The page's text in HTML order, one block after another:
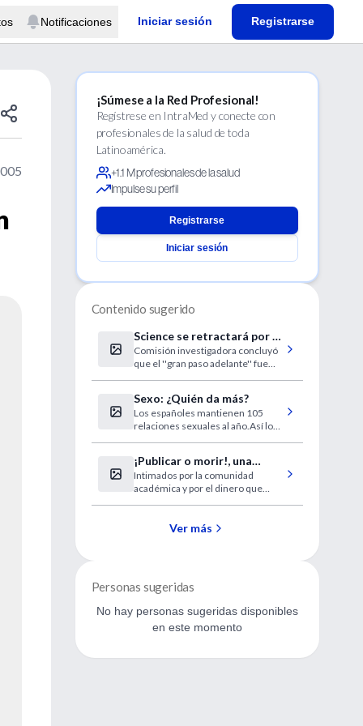
Notificaciones Iniciar sesión Registrarse
¡Súmese a la Red Profesional!
Regístrese en IntraMed y conecte con
profesionales de la salud de toda
Latinoamérica.
+1.1 M profesionales de la salud
Impulse su perfil
Registrarse
Iniciar sesión
Contenido sugerido
Science se retractará por el
falso artículo de Hwang
sobre clonación
Comisión investigadora concluyó
que el ''gran paso adelante'' fue
Sexo: ¿Quién da más?
Los españoles mantienen 105
relaciones sexuales al año.Así lo
¡Publicar o morir!, una
presión que lleva a los
científicos a falsear datos
Intimados por la comunidad
académica y por el dinero que
revistas especializadas para
Ver más
Personas sugeridas
No hay personas sugeridas disponibles
en este momento